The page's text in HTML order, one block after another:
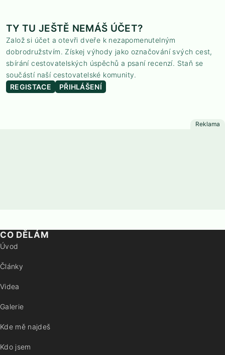
TY TU JEŠTĚ NEMÁŠ ÚČET?
Založ si účet a otevři dveře k nezapomenutelným
dobrodružstvím. Získej výhody jako označování svých cest,
sbírání cestovatelských úspěchů a psaní recenzí. Staň se
součástí naší cestovatelské komunity.
REGISTACE
PŘIHLÁŠENÍ
CO DĚLÁM
Úvod
Články
Videa
Galerie
Kde mě najdeš
Kdo jsem